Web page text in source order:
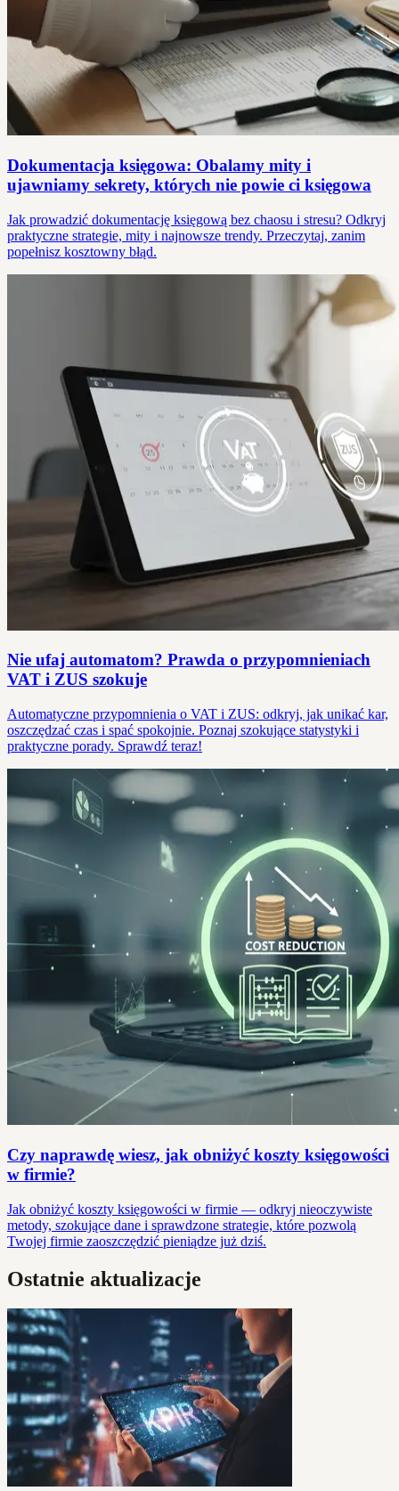
Dokumentacja księgowa: Obalamy mity i
ujawniamy sekrety, których nie powie ci księgowa
Jak prowadzić dokumentację księgową bez chaosu i stresu? Odkryj
praktyczne strategie, mity i najnowsze trendy. Przeczytaj, zanim
popełnisz kosztowny błąd.
Nie ufaj automatom? Prawda o przypomnieniach
VAT i ZUS szokuje
Automatyczne przypomnienia o VAT i ZUS: odkryj, jak unikać kar,
oszczędzać czas i spać spokojnie. Poznaj szokujące statystyki i
praktyczne porady. Sprawdź teraz!
Czy naprawdę wiesz, jak obniżyć koszty księgowości
w firmie?
Jak obniżyć koszty księgowości w firmie — odkryj nieoczywiste
metody, szokujące dane i sprawdzone strategie, które pozwolą
Twojej firmie zaoszczędzić pieniądze już dziś.
Ostatnie aktualizacje